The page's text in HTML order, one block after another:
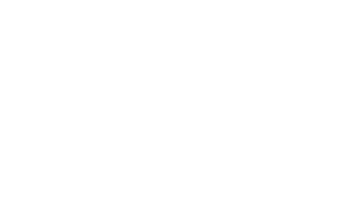
vlaková stanice Ricadi cca 3 km,